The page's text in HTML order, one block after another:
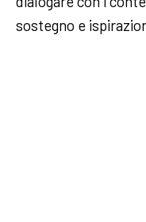
sostegno e